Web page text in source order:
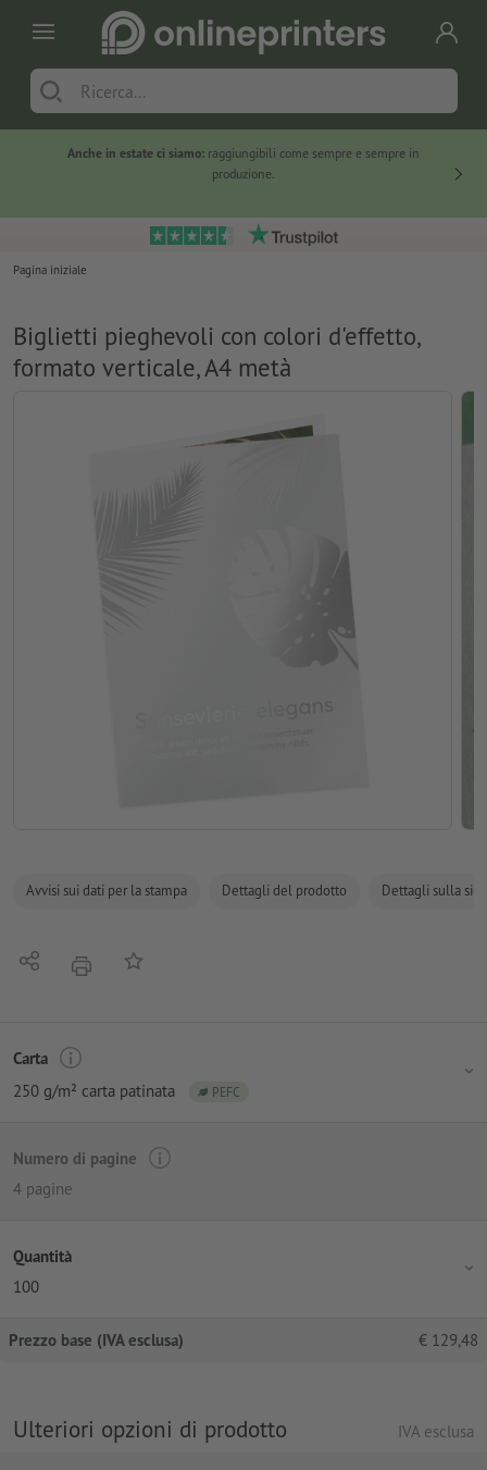
Anche in estate ci siamo: raggiungibili come sempre e sempre in
produzione.
Pagina iniziale
Biglietti pieghevoli con colori d'effetto,
formato verticale, A4 metà
Avvisi sui dati per la stampa Dettagli del prodotto Dettagli sulla
Condividistamparealla lista preferiti
Carta
250 g/m² carta patinata
PEFC
Numero di pagine
4 pagine
Quantità
100
Prezzo base (IVA esclusa) € 129,48
Ulteriori opzioni di prodotto IVA esclusa